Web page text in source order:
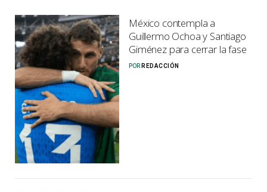
México contempla a
Guillermo Ochoa y Santiago
Giménez para cerrar la fase
POR REDACCIÓN